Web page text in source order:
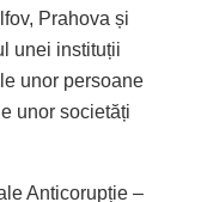
Prahova și
unei instituții
unor persoane
unor societăți
Anticorupție –